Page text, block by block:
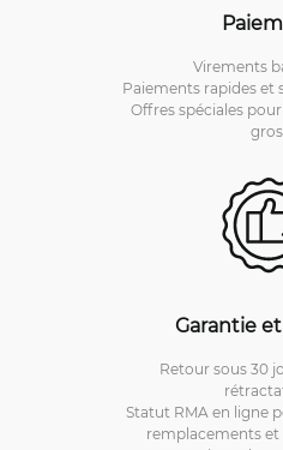
Virements
Paiements rapides et
Offres spéciales
gros.
Garantie
Retour sous 30
Statut RMA en ligne
remplacements et